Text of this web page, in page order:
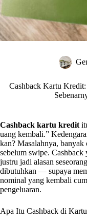
Cashback Kartu
Cashback kartu kredit
uang kembali.”
kan? Masalahnya, banyak
sebelum swipe. Cashback
justru jadi alasan
dibutuhkan — supaya
nominal yang kembali
pengeluaran.
Apa Itu Cashback di